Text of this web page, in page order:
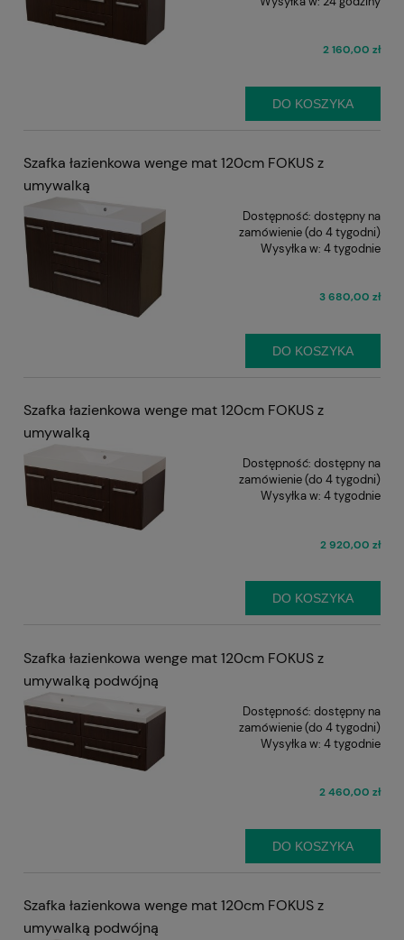
2 160,00 zł
DO KOSZYKA
Szafka łazienkowa wenge mat 120cm FOKUS z
umywalką
Dostępność: dostępny na
zamówienie (do 4 tygodni)
Wysyłka w: 4 tygodnie
3 680,00 zł
DO KOSZYKA
Szafka łazienkowa wenge mat 120cm FOKUS z
umywalką
Dostępność: dostępny na
zamówienie (do 4 tygodni)
Wysyłka w: 4 tygodnie
2 920,00 zł
DO KOSZYKA
Szafka łazienkowa wenge mat 120cm FOKUS z
umywalką podwójną
Dostępność: dostępny na
zamówienie (do 4 tygodni)
Wysyłka w: 4 tygodnie
2 460,00 zł
DO KOSZYKA
Szafka łazienkowa wenge mat 120cm FOKUS z
umywalką podwójną